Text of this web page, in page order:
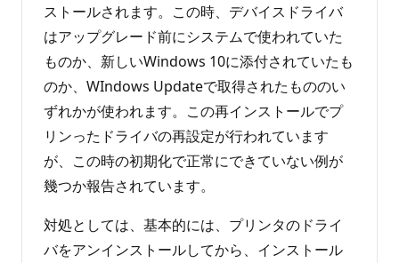
ストールされます。この時、デバイスドライバ
はアップグレード前にシステムで使われていた
ものか、新しいWindows 10に添付されていたも
のか、WIndows Updateで取得されたもののい
ずれかが使われます。この再インストールでプ
リンったドライバの再設定が行われています
が、この時の初期化で正常にできていない例が
幾つか報告されています。
対処としては、基本的には、プリンタのドライ
バをアンインストールしてから、インストール